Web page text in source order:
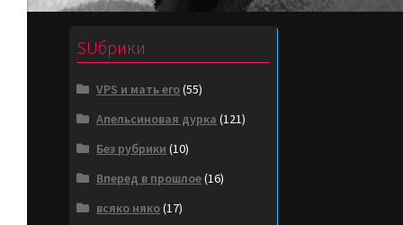
SUбрики
VPS и мать его(55)
Апельсиновая дурка (121)
Без рубрики (10)
Вперед в прошлое(16)
всяко няко(17)